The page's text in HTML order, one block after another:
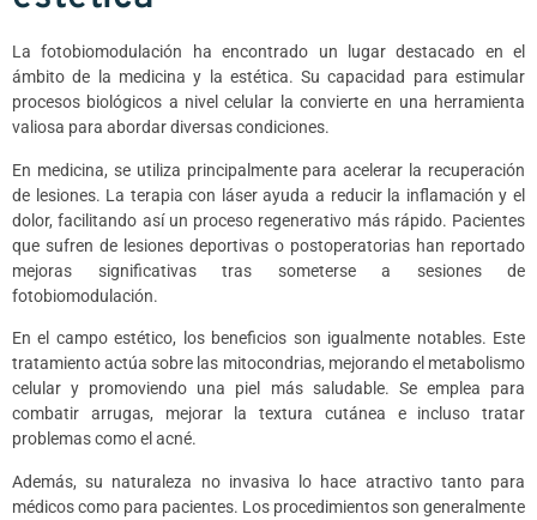
La fotobiomodulación ha encontrado un lugar destacado en el
ámbito de la medicina y la estética. Su capacidad para estimular
procesos biológicos a nivel celular la convierte en una herramienta
valiosa para abordar diversas condiciones.
En medicina, se utiliza principalmente para acelerar la recuperación
de lesiones. La terapia con láser ayuda a reducir la inflamación y el
dolor, facilitando así un proceso regenerativo más rápido. Pacientes
que sufren de lesiones deportivas o postoperatorias han reportado
mejoras significativas tras someterse a sesiones de
fotobiomodulación.
En el campo estético, los beneficios son igualmente notables. Este
tratamiento actúa sobre las mitocondrias, mejorando el metabolismo
celular y promoviendo una piel más saludable. Se emplea para
combatir arrugas, mejorar la textura cutánea e incluso tratar
problemas como el acné.
Además, su naturaleza no invasiva lo hace atractivo tanto para
médicos como para pacientes. Los procedimientos son generalmente